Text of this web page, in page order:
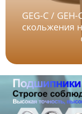
GEG-C /
скольжения